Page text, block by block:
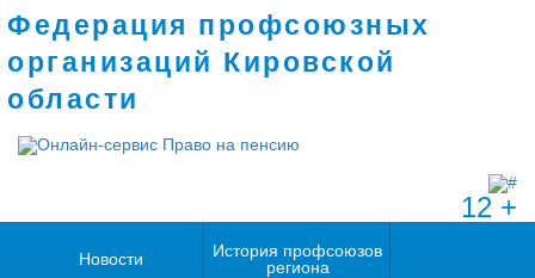
Федерация профсоюзных
организаций Кировской
области
12 +
Новости
История профсоюзов
региона